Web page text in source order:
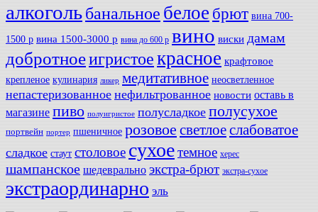
алкогольбанальное белое брют вина 700-
1500 р вина 1500-3000 р вина до 600 р вино виски дамам
добротноеигристоекрасное крафтовое
крепленое кулинария ликер медитативное неосветленное
непастеризованное нефильтрованное новости оставь в
магазине пиво полуигристое полусладкое полусухое
портвейн портер пшеничное розовое светлоеслабоватое
сладкое стаут столовое сухоетемное херес
шампанское шедеврально экстра-брют экстра-сухое
экстраординарно эль